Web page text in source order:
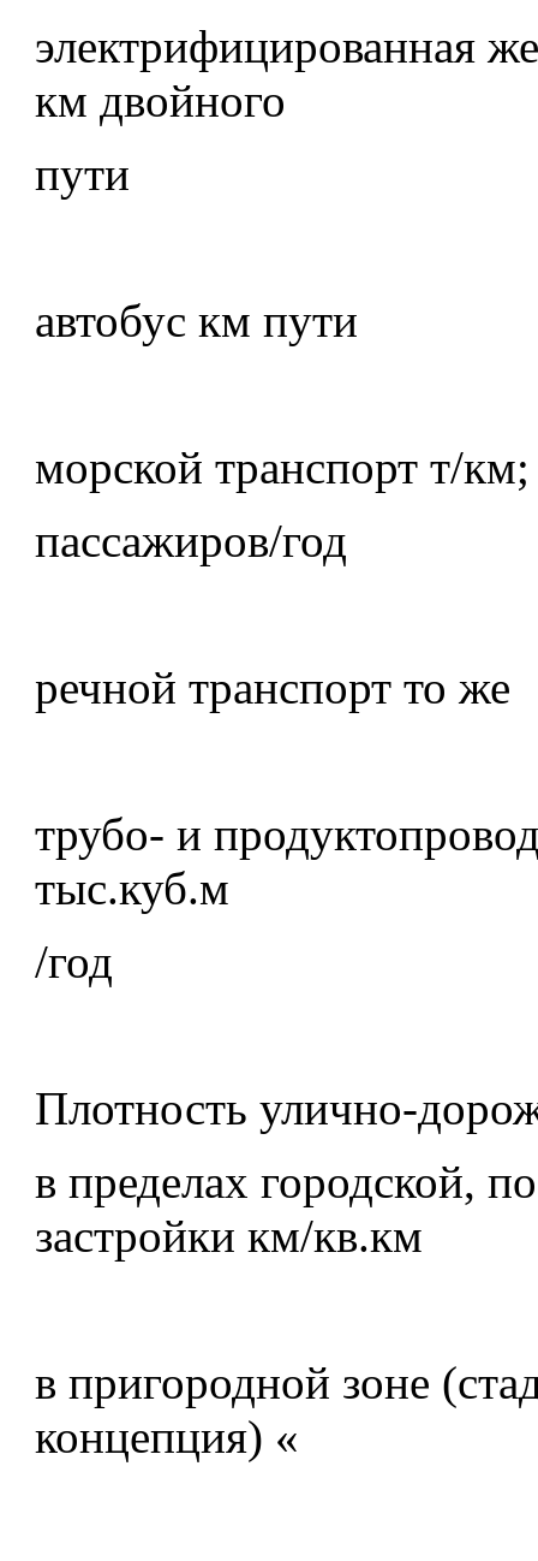
электрифицированная
км двойного
пути
автобус км пути
морской транспорт т/
пассажиров/год
речной транспорт то же
трубо- и
тыс.куб.м
/год
Плотность улично-
в пределах городской,
застройки км/кв.км
в пригородной зоне
концепция) «